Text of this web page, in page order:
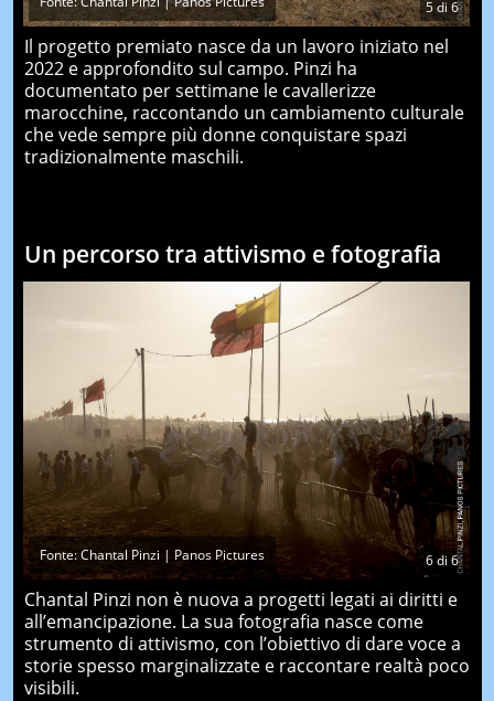
5di 6
Il progetto premiato nasce da un lavoro iniziato nel
2022 e approfondito sul campo. Pinzi ha
documentato per settimane le cavallerizze
marocchine, raccontando un cambiamento culturale
che vede sempre più donne conquistare spazi
tradizionalmente maschili.
Un percorso tra attivismo e fotografia
6di 6
Fonte: Chantal Pinzi | Panos Pictures
Chantal Pinzi non è nuova a progetti legati ai diritti e
all’emancipazione. La sua fotografia nasce come
strumento di attivismo, con l’obiettivo di dare voce a
storie spesso marginalizzate e raccontare realtà poco
visibili.